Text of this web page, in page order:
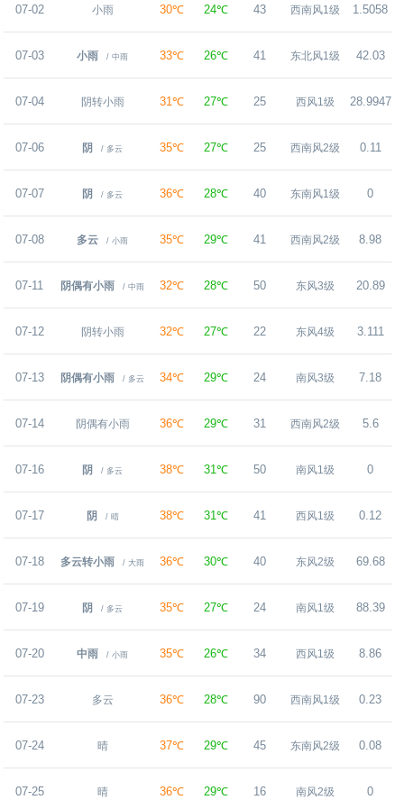
07-02 小雨 30℃ 24℃ 43 西南风1级 1.5058
07-03 小雨 / 中雨 33℃ 26℃ 41 东北风1级 42.03
07-04 阴转小雨 31℃ 27℃ 25 西风1级 28.9947
07-06 阴 / 多云 35℃ 27℃ 25 西南风2级 0.11
07-07 阴 / 多云 36℃ 28℃ 40 东南风1级 0
07-08 多云 / 小雨 35℃ 29℃ 41 西南风2级 8.98
07-11 阴偶有小雨 / 中雨 32℃ 28℃ 50 东风3级 20.89
07-12 阴转小雨 32℃ 27℃ 22 东风4级 3.111
07-13 阴偶有小雨 / 多云 34℃ 29℃ 24 南风3级 7.18
07-14 阴偶有小雨 36℃ 29℃ 31 西南风2级 5.6
07-16 阴 / 多云 38℃ 31℃ 50 南风1级 0
07-17 阴 / 晴 38℃ 31℃ 41 西风1级 0.12
07-18 多云转小雨 / 大雨 36℃ 30℃ 40 东风2级 69.68
07-19 阴 / 多云 35℃ 27℃ 24 南风1级 88.39
07-20 中雨 / 小雨 35℃ 26℃ 34 西风1级 8.86
07-23 多云 36℃ 28℃ 90 西南风1级 0.23
07-24 晴 37℃ 29℃ 45 东南风2级 0.08
07-25 晴 36℃ 29℃ 16 南风2级 0